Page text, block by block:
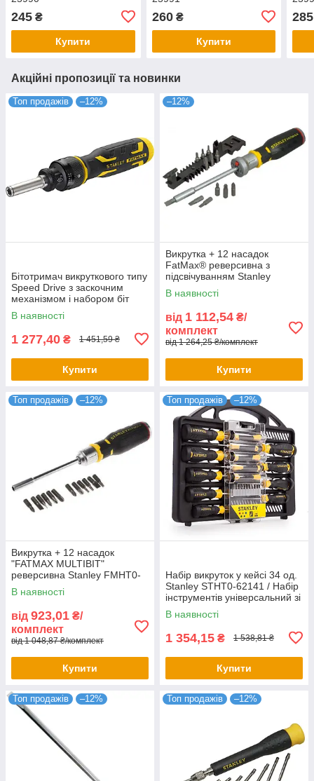
245 ₴
Купити
260₴
Купити
285
Акційні пропозиції та новинки
Топ продажів –12%
Бітотримач викруткового типу
Speed Drive з заскочним
механізмом і набором біт
STANLEY FMHT62692-0
В наявності
1 277,40 ₴ 1 451,59 ₴
Купити
–12%
Викрутка + 12 насадок
FatMax® реверсивна з
підсвічуванням Stanley
FMHT0-62689
В наявності
від 1 112,54 ₴/
комплект
від 1 264,25 ₴/комплект
Купити
Топ продажів –12%
Викрутка + 12 насадок
"FATMAX MULTIBIT"
реверсивна Stanley FMHT0-
62690
В наявності
від 923,01 ₴/
комплект
від 1 048,87 ₴/комплект
Купити
Топ продажів –12%
Набір викруток у кейсі 34 од.
Stanley STHT0-62141 / Набір
інструментів універсальний зі
сталі
В наявності
1 354,15 ₴ 1 538,81 ₴
Купити
Топ продажів –12% Топ продажів –12%